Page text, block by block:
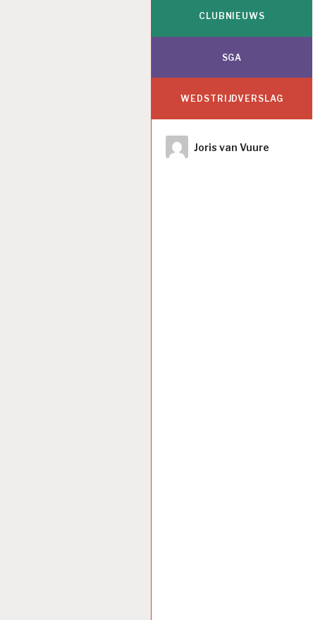
CLUBNIEUWS
SGA
WEDSTRIJDVERSLAG
Author
Joris van Vuure